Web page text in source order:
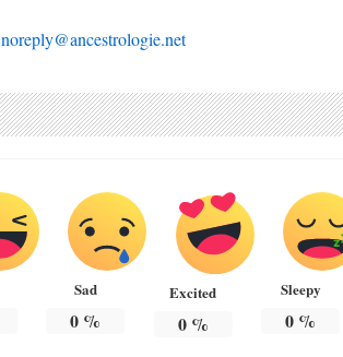
noreply@ancestrologie.net
Sad
0 %
Excited
0%
Sleepy
0 %